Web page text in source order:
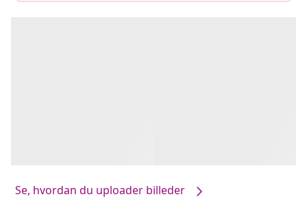
Se, hvordan du uploader billeder